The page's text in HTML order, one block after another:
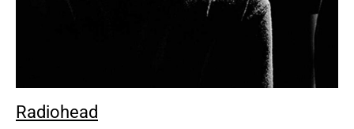
Radiohead